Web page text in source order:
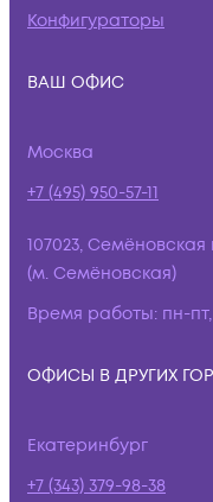
Конфигураторы
ВАШ ОФИС
Москва
+7 (495) 950-57-11
107023,
(м. Семёновская)
Время работы: пн-
ОФИСЫ В ДРУГИХ
Екатеринбург
+7 (343) 379-98-38